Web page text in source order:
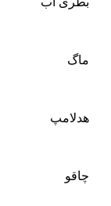
ماگ
هدلامپ
چاقو